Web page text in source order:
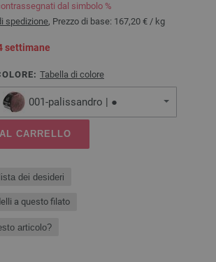
dal simbolo %
spedizione, Prezzo di base: 167,20 € / kg
settimane
Tabella di colore
001-palissandro | ●
CARRELLO
dei desideri
a questo filato
articolo?